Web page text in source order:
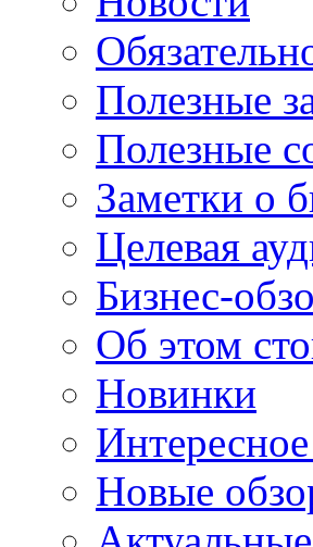
Полезные
Полезные
Заметки о
Целевая
Бизнес-
Об этом
Новинки
Новые